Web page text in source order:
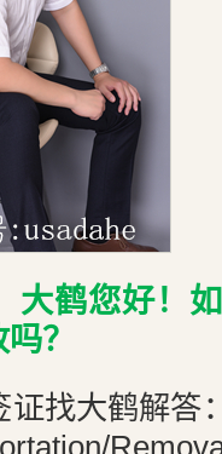
大鹤您好！
？
找大鹤解答：